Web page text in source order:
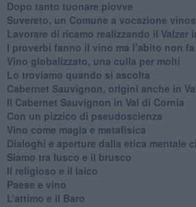
Dopo tanto tuonare piovve
Suvereto, un Comune a vocazione
Lavorare di ricamo realizzando il Valzer
​I proverbi fanno il vino ma l’abito non
Vino globalizzato, una culla per molti
Lo troviamo quando si ascolta
Cabernet Sauvignon, origini anche in
Il Cabernet Sauvignon in Val di Cornia
Con un pizzico di pseudoscienza
​Vino come magia e metafisica
Dialoghi e aperture dalla etica mentale
Siamo tra lusco e il brusco
Il religioso e il laico
​Paese e vino
L’attimo e il Baro